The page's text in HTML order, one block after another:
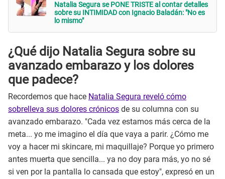
Natalia Segura se PONE TRISTE al contar detalles
sobre su INTIMIDAD con Ignacio Baladán: "No es
lo mismo"
¿Qué dijo Natalia Segura sobre su
avanzado embarazo y los dolores
que padece?
Recordemos que hace Natalia Segura reveló cómo
sobrelleva sus dolores crónicos de su columna con su
avanzado embarazo. "Cada vez estamos más cerca de la
meta... yo me imagino el día que vaya a parir. ¿Cómo me
voy a hacer mi skincare, mi maquillaje? Porque yo primero
antes muerta que sencilla... ya no doy para más, yo no sé
si ven por la pantalla lo cansada que estoy", expresó en un